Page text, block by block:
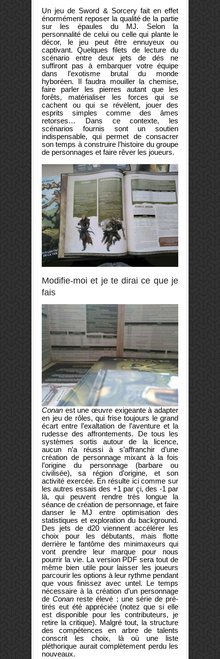
Un jeu de Sword & Sorcery fait en effet
énormément reposer la qualité de la partie
sur les épaules du MJ. Selon la
personnalité de celui ou celle qui plante le
décor, le jeu peut être ennuyeux ou
captivant. Quelques filets de lecture du
scénario entre deux jets de dés ne
suffiront pas à embarquer votre équipe
dans l’exotisme brutal du monde
hyboréen. Il faudra mouiller la chemise,
faire parler les pierres autant que les
forêts, matérialiser les forces qui se
cachent ou qui se révèlent, jouer des
esprits simples comme des âmes
retorses… Dans ce contexte, les
scénarios fournis sont un soutien
indispensable, qui permet de consacrer
son temps à construire l’histoire du groupe
de personnages et faire rêver les joueurs.
Modifie-moi et je te dirai ce que je
fais
Conan est une œuvre exigeante à adapter
en jeu de rôles, qui frise toujours le grand
écart entre l’exaltation de l’aventure et la
rudesse des affrontements. De tous les
systèmes sortis autour de la licence,
aucun n’a réussi à s’affranchir d’une
création de personnage mixant à la fois
l’origine du personnage (barbare ou
civilisée), sa région d’origine, et son
activité exercée. En résulte ici comme sur
les autres essais des +1 par çi, des -1 par
là, qui peuvent rendre très longue la
séance de création de personnage, et faire
danser le MJ entre optimisation des
statistiques et exploration du background.
Des jets de d20 viennent accélérer les
choix pour les débutants, mais flotte
derrière le fantôme des minimaxeurs qui
vont prendre leur marque pour nous
pourrir la vie. La version PDF sera tout de
même bien utile pour laisser les joueurs
parcourir les options à leur rythme pendant
que vous finissez avec untel. Le temps
nécessaire à la création d’un personnage
deConan reste élevé ; une série de pré-
tirés eut été appréciée (notez que si elle
est disponible pour les contributeurs, je
retire la critique). Malgré tout, la structure
des compétences en arbre de talents
conscrit les choix, là où une liste
pléthorique aurait complètement perdu les
nouveaux.